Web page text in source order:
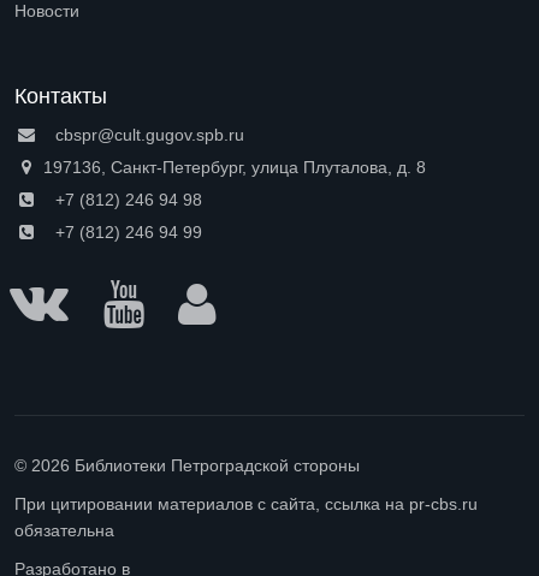
Новости
Контакты
cbspr@cult.gugov.spb.ru
197136, Санкт-Петербург, улица Плуталова, д. 8
+7 (812) 246 94 98
+7 (812) 246 94 99
© 2026 Библиотеки Петроградской стороны
При цитировании материалов с сайта, ссылка на pr-cbs.ru
обязательна
Разработано в